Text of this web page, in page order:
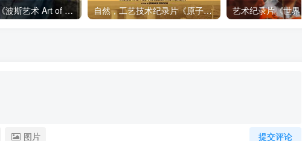
艺术纪录片《波斯艺术 Art of Persia》下载 自然，工艺技术纪录片《原子能的希望 Atomic Hope – Inside the Pro-Nuclear Movement》下载
提交评论
图片